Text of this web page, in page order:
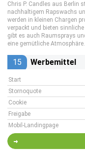
Chris P. Candles aus Berlin
nachhaltigem Rapswachs
werden in kleinen Chargen
verpackt und bieten
gibt es auch Raumsprays
eine gemütliche Atmosphäre.
15 Werbemittel
Start
Stornoquote
Cookie
Freigabe
Mobil-Landingpage